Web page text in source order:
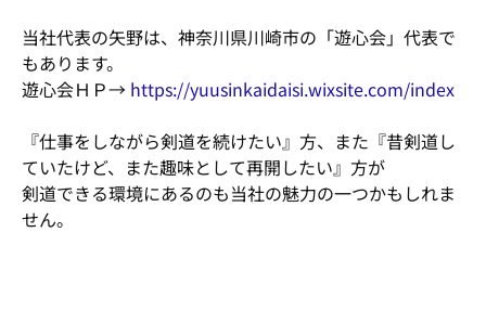
当社代表の矢野は、神奈川県川崎市の「遊心会」代表で
もあります。
遊心会ＨＰ→ https://yuusinkaidaisi.wixsite.com/index
『仕事をしながら剣道を続けたい』方、また『昔剣道し
ていたけど、また趣味として再開したい』方が
剣道できる環境にあるのも当社の魅力の一つかもしれま
せん。